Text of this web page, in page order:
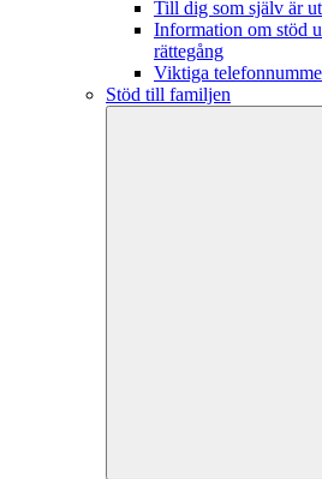
Till dig som själv är
Information om stöd
rättegång
Viktiga
Stöd till familjen